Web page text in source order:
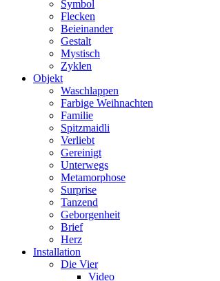
Symbol
Flecken
Beieinander
Gestalt
Mystisch
Zyklen
Objekt
Waschlappen
Farbige Weihnachten
Familie
Spitzmaidli
Verliebt
Gereinigt
Unterwegs
Metamorphose
Surprise
Tanzend
Geborgenheit
Brief
Herz
Installation
Die Vier
Video